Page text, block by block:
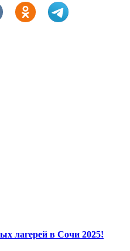
лагерей в Сочи 2025!